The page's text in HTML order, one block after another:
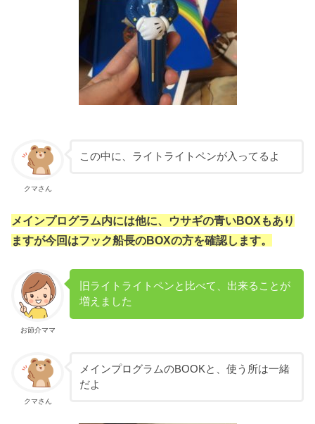
クマさん
この中に、ライトライトペンが入ってるよ
メインプログラム内には他に、ウサギの青いBOXもあり
ますが今回はフック船長のBOXの方を確認します。
お節介ママ
旧ライトライトペンと比べて、出来ることが
増えました
クマさん
メインプログラムのBOOKと、使う所は一緒
だよ